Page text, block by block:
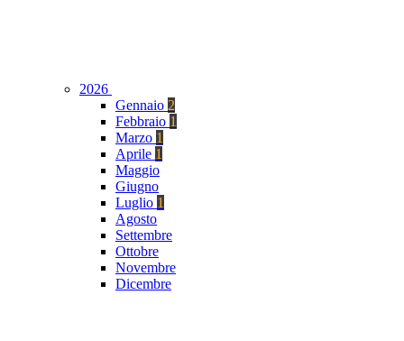
2026
Gennaio 2
Febbraio 1
Marzo 1
Aprile 1
Maggio
Giugno
Luglio 1
Agosto
Settembre
Ottobre
Novembre
Dicembre